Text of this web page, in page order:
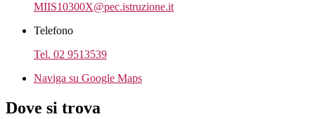
MIIS10300X@pec.istruzione.it
Telefono
Tel. 02 9513539
Naviga su Google Maps
Dove si trova